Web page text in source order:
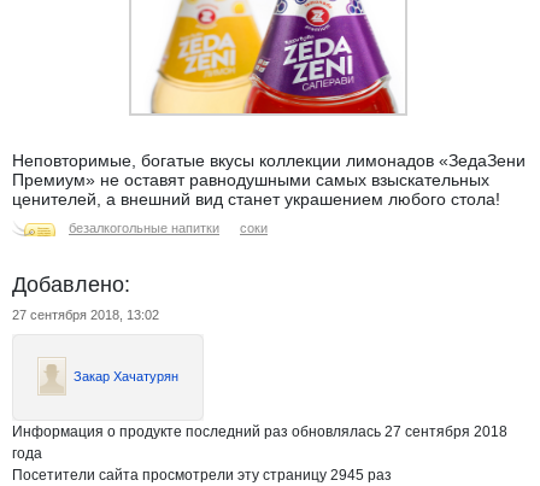
Неповторимые, богатые вкусы коллекции лимонадов «ЗедаЗени
Премиум» не оставят равнодушными самых взыскательных
ценителей, а внешний вид станет украшением любого стола!
безалкогольные напитки соки
Добавлено:
27 сентября 2018, 13:02
Закар Хачатурян
Информация о продукте последний раз обновлялась 27 сентября 2018
года
Посетители сайта просмотрели эту страницу 2945 раз